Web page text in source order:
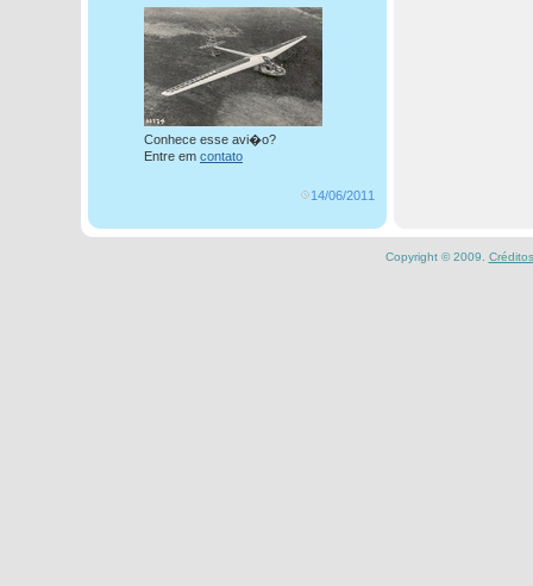
Conhece esse avi�o?
Entre em contato
14/06/2011
Copyright © 2009. Créditos